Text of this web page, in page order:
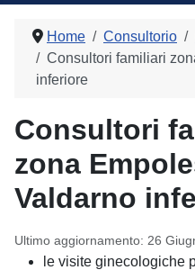
Home Consultorio
Consultori familiari
inferiore
Consultori
zona
Valdarno
Ultimo aggiornamento: 26
le visite ginecologiche